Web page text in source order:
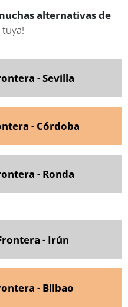
alternativas de
tuya!
- Sevilla
- Córdoba
- Ronda
- Irún
- Bilbao